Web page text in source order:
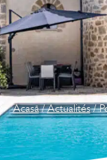
Acasă/Actualités/